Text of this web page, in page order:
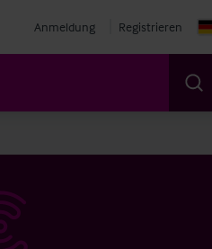
Anmeldung Registrieren